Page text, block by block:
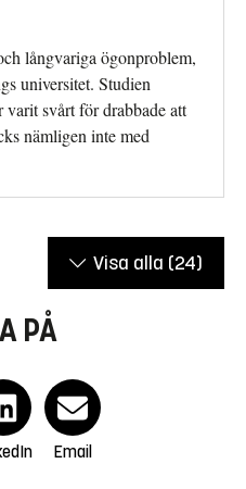
långvariga ögonproblem,
universitet. Studien
svårt för drabbade att
nämligen inte med
Visa alla (24)
PÅ
Email